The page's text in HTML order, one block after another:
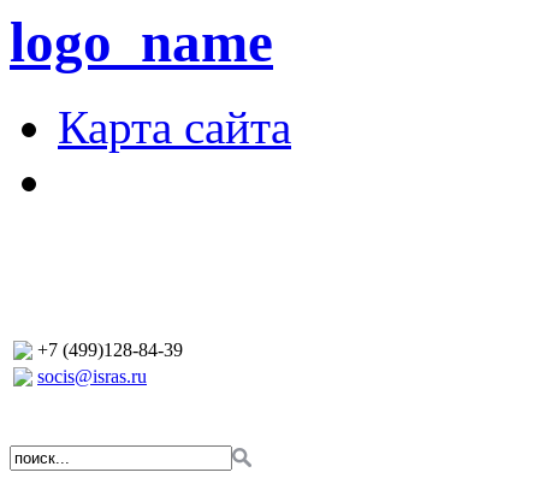
logo_name
Карта сайта
+7 (499)128-84-39
socis@isras.ru